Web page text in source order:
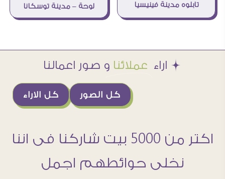
تابلوه مدينة فينيسيا لوحة – مدينة توسكانا
Æ اراء عملائنا و صور اعمالنا
كل الاراء كل الصور
اكتر من 5000 بيت شاركنا فى اننا
نخلى حوائطهم اجمل